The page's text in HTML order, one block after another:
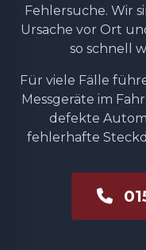
Fehlersuche. Wir
Ursache vor Ort
so schnell
Für viele Fälle
Messgeräte im
defekte
fehlerhafte